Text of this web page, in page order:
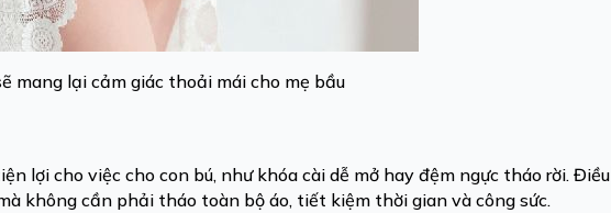
mang lại cảm giác thoải mái cho mẹ bầu
lợi cho việc cho con bú, như khóa cài dễ mở hay đệm ngực tháo rời. Điều
không cần phải tháo toàn bộ áo, tiết kiệm thời gian và công sức.